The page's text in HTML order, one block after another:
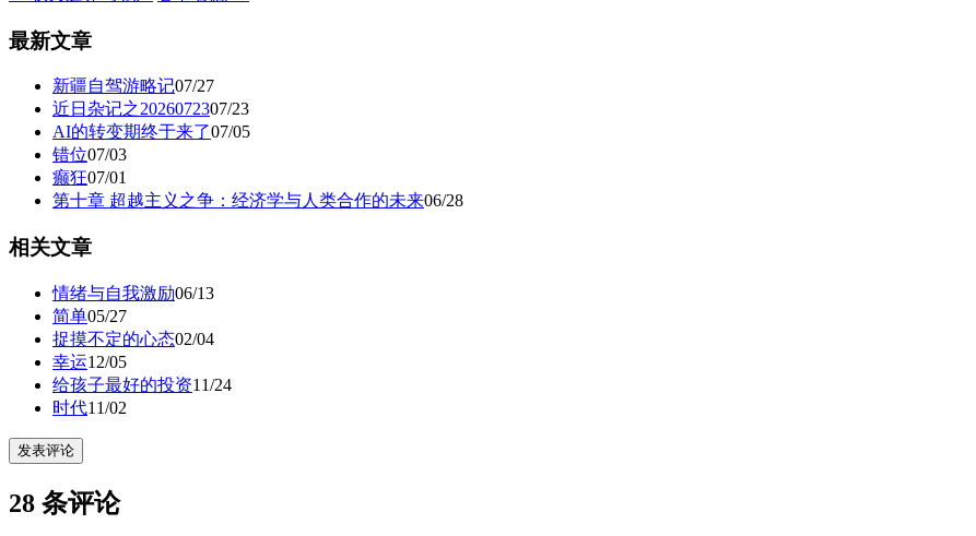
最新文章
新疆自驾游略记07/27
近日杂记之2026072307/23
AI的转变期终于来了07/05
错位07/03
癫狂07/01
第十章 超越主义之争：经济学与人类合作的未来06/28
相关文章
情绪与自我激励06/13
简单05/27
捉摸不定的心态02/04
幸运12/05
给孩子最好的投资11/24
时代11/02
发表评论
28 条评论